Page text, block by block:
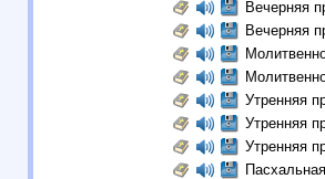
Вечерняя
Вечерняя
Утренняя
Утренняя
Утренняя